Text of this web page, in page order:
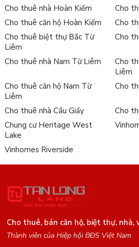
Cho thuê nhà Hoàn Kiếm
Cho
Cho thuê căn hộ Hoàn Kiếm
Cho
Cho thuê biệt thự Bắc Từ
Liêm
Cho
Cho thuê nhà Nam Từ Liêm
Cho
Liêm
Cho thuê căn hộ Nam Từ
Liêm
Cho
Cho thuê nhà Cầu Giấy
Cho
Chung cư Heritage West
Lake
Vinhomes Riverside
Cho thuê, bán căn hộ, biệt thự, nhà,
Thành viên của Hiệp hội BĐS Việt Nam